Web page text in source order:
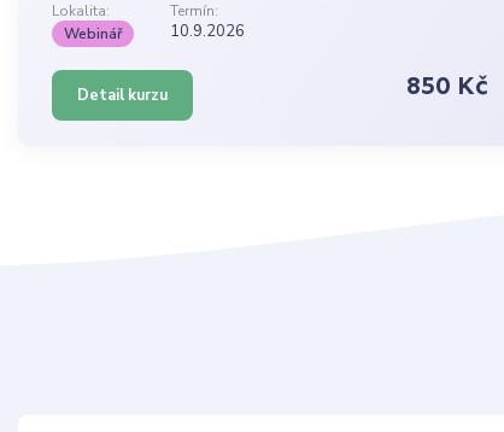
Lokalita:
Termín:
Webinář
10.9.2026
Detail kurzu 850 Kč